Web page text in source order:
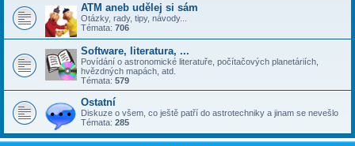
ATM aneb udělej si sám
Otázky, rady, tipy, návody...
Témata: 706
Software, literatura, ...
Povídání o astronomické literatuře, počítačových planetáriích,
hvězdných mapách, atd.
Témata: 579
Ostatní
Diskuze o všem, co ještě patří do astrotechniky a jinam se nevešlo
Témata: 285